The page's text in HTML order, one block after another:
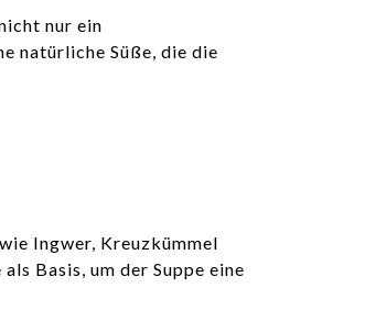
nur ein
natürliche Süße, die die
Ingwer, Kreuzkümmel
Basis, um der Suppe eine